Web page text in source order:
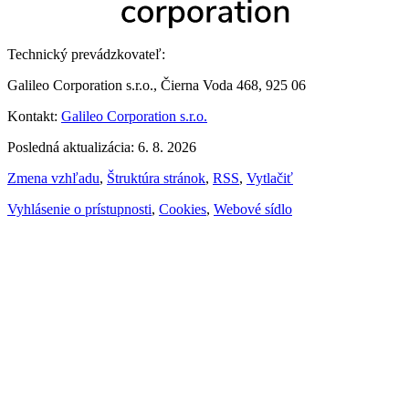
Technický prevádzkovateľ:
Galileo Corporation s.r.o., Čierna Voda 468, 925 06
Kontakt: Galileo Corporation s.r.o.
Posledná aktualizácia: 6. 8. 2026
Zmena vzhľadu, Štruktúra stránok, RSS, Vytlačiť
Vyhlásenie o prístupnosti, Cookies, Webové sídlo